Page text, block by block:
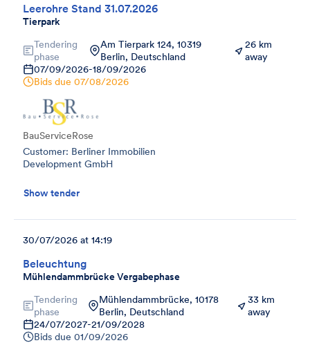
Leerohre Stand 31.07.2026
Tierpark
Tendering
phase
Am Tierpark 124, 10319
Berlin, Deutschland
26 km
away
07/09/2026-18/09/2026
Bids due 07/08/2026
BauServiceRose
Customer: Berliner Immobilien
Development GmbH
Show tender
Beleuchtung
Mühlendammbrücke Vergabephase
30/07/2026 at 14:19
Tendering
phase
Mühlendammbrücke, 10178
Berlin, Deutschland
33 km
away
24/07/2027-21/09/2028
Bids due 01/09/2026